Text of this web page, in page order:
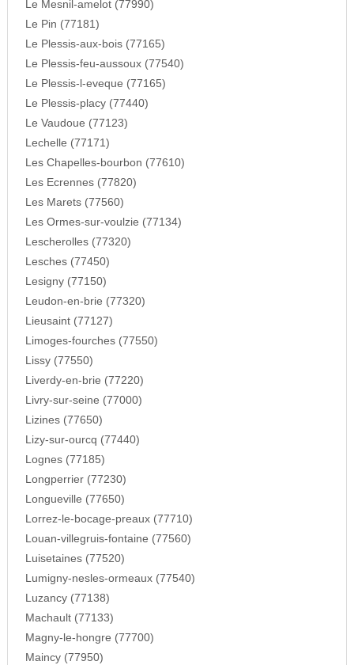
Le Mesnil-amelot (77990)
Le Pin (77181)
Le Plessis-aux-bois (77165)
Le Plessis-feu-aussoux (77540)
Le Plessis-l-eveque (77165)
Le Plessis-placy (77440)
Le Vaudoue (77123)
Lechelle (77171)
Les Chapelles-bourbon (77610)
Les Ecrennes (77820)
Les Marets (77560)
Les Ormes-sur-voulzie (77134)
Lescherolles (77320)
Lesches (77450)
Lesigny (77150)
Leudon-en-brie (77320)
Lieusaint (77127)
Limoges-fourches (77550)
Lissy (77550)
Liverdy-en-brie (77220)
Livry-sur-seine (77000)
Lizines (77650)
Lizy-sur-ourcq (77440)
Lognes (77185)
Longperrier (77230)
Longueville (77650)
Lorrez-le-bocage-preaux (77710)
Louan-villegruis-fontaine (77560)
Luisetaines (77520)
Lumigny-nesles-ormeaux (77540)
Luzancy (77138)
Machault (77133)
Magny-le-hongre (77700)
Maincy (77950)